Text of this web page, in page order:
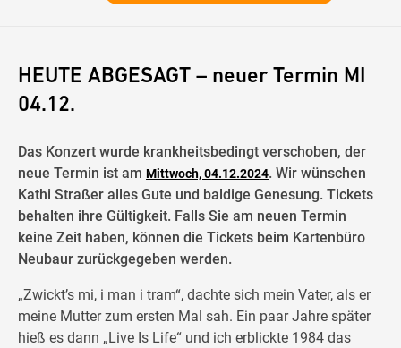
HEUTE ABGESAGT – neuer Termin MI
04.12.
Das Konzert wurde krankheitsbedingt verschoben, der
neue Termin ist am Mittwoch, 04.12.2024. Wir wünschen
Kathi Straßer alles Gute und baldige Genesung. Tickets
behalten ihre Gültigkeit. Falls Sie am neuen Termin
keine Zeit haben, können die Tickets beim Kartenbüro
Neubaur zurückgegeben werden.
„Zwickt’s mi, i man i tram“, dachte sich mein Vater, als er
meine Mutter zum ersten Mal sah. Ein paar Jahre später
hieß es dann „Live Is Life“ und ich erblickte 1984 das